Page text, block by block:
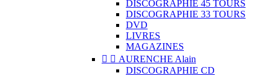
DISCOGRAPHIE 45 TOURS
DISCOGRAPHIE 33 TOURS
DVD
LIVRES
MAGAZINES
  AURENCHE Alain
DISCOGRAPHIE CD